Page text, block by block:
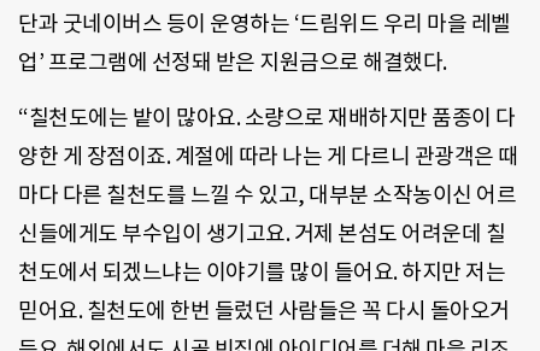
단과 굿네이버스 등이 운영하는 ‘드림위드 우리 마을 레벨
업’ 프로그램에 선정돼 받은 지원금으로 해결했다.
“칠천도에는 밭이 많아요. 소량으로 재배하지만 품종이 다
양한 게 장점이죠. 계절에 따라 나는 게 다르니 관광객은 때
마다 다른 칠천도를 느낄 수 있고, 대부분 소작농이신 어르
신들에게도 부수입이 생기고요. 거제 본섬도 어려운데 칠
천도에서 되겠느냐는 이야기를 많이 들어요. 하지만 저는
믿어요. 칠천도에 한번 들렀던 사람들은 꼭 다시 돌아오거